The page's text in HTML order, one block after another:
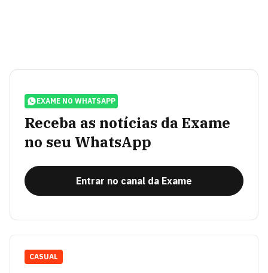
EXAME NO WHATSAPP
Receba as notícias da Exame
no seu WhatsApp
Entrar no canal da Exame
CASUAL